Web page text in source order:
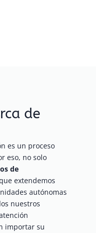
de
es un proceso
eso, no solo
de
extendemos
autónomas
nuestros
importar su